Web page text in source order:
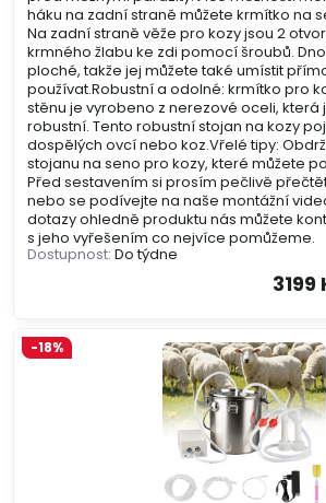
háku na zadní straně můžete krmítko na
Na zadní straně věže pro kozy jsou 2
krmného žlabu ke zdi pomocí šroubů.
ploché, takže jej můžete také umístit
používat.Robustní a odolné: krmítko pro
stěnu je vyrobeno z nerezové oceli, která
robustní. Tento robustní stojan na kozy
dospělých ovcí nebo koz.Vřelé tipy:
stojanu na seno pro kozy, které můžete
Před sestavením si prosím pečlivě
nebo se podívejte na naše montážní
dotazy ohledně produktu nás můžete
s jeho vyřešením co nejvíce pomůžeme.
Dostupnost: Do týdne
3199
-18%